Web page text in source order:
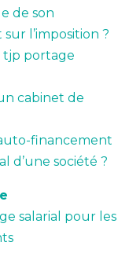
de son
l’imposition ?
tjp portage
cabinet de
financement
d’une société ?
salarial pour les